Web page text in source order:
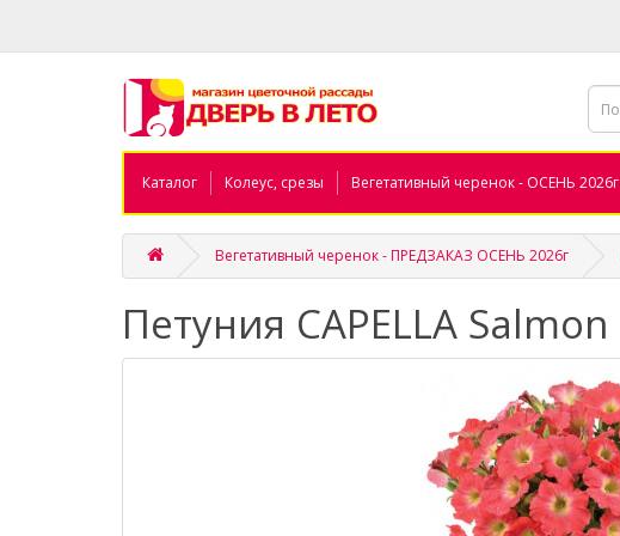
Каталог Колеус, срезы Вегетативный черенок - ОСЕНЬ 2026г
Вегетативный черенок - ПРЕДЗАКАЗ ОСЕНЬ 2026г
Петуния CAPELLA Salmon